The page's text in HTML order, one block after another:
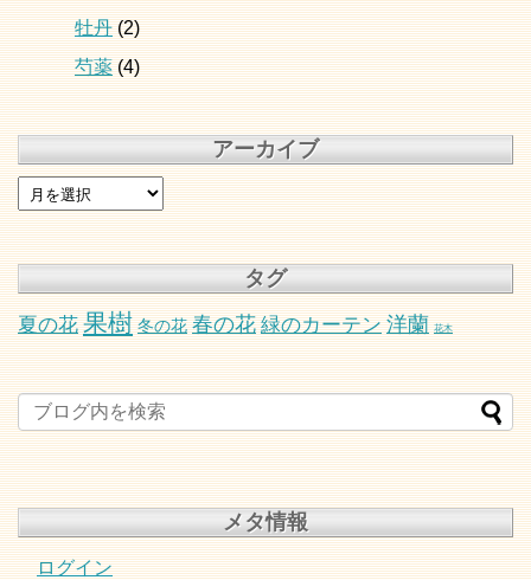
牡丹(2)
芍薬(4)
アーカイブ
タグ
夏の花 果樹 冬の花 春の花 緑のカーテン 洋蘭 花木
メタ情報
ログイン